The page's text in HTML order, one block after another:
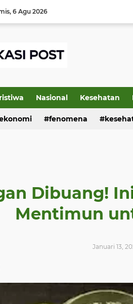
6 Agu 2026
Nasional Kesehatan
fenomena
Dibuang!
Mentimun
Januari 13,